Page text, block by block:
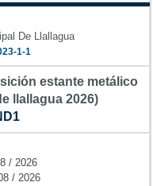
De Llallagua
1-1
estante metálico
llallagua 2026)
/ 2026
/ 2026